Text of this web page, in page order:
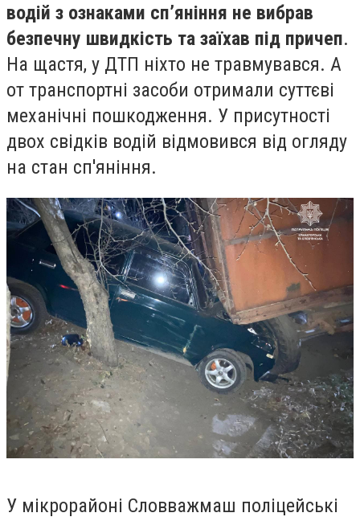
водій з ознаками сп’яніння не вибрав
безпечну швидкість та заїхав під причеп.
На щастя, у ДТП ніхто не травмувався. А
от транспортні засоби отримали суттєві
механічні пошкодження. У присутності
двох свідків водій відмовився від огляду
на стан сп'яніння.
У мікрорайоні Словважмаш поліцейські